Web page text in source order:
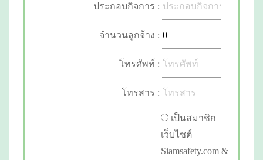
ประกอบกิจการ :
จำนวนลูกจ้าง :
โทรศัพท์ :
โทรสาร :
เป็นสมาชิก
เว็บไซต์
Siamsafety.com &